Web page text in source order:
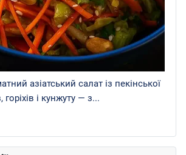
азіатський салат із пекінської
горіхів і кунжуту — з...